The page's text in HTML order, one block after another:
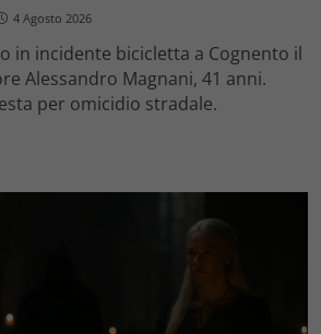
4 Agosto 2026
in incidente bicicletta a Cognento il
Alessandro Magnani, 41 anni.
per omicidio stradale.